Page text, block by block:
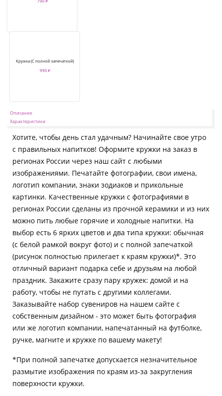
Кружка (С полной запечаткой)
990 ₽
Описание
Характеристики
Хотите, чтобы день стал удачным? Начинайте свое утро
с правильных напитков! Оформите кружки на заказ в
регионах России через наш сайт с любыми
изображениями. Печатайте фотографии, свои имена,
логотип компании, знаки зодиаков и прикольные
картинки. Качественные кружки с фотографиями в
регионах России сделаны из прочной керамики и из них
можно пить любые горячие и холодные напитки. На
выбор есть 6 ярких цветов и два типа кружки: обычная
(с белой рамкой вокруг фото) и с полной запечаткой
(рисунок полностью прилегает к краям кружки)*. Это
отличный вариант подарка себе и друзьям на любой
праздник. Закажите сразу пару кружек: домой и на
работу, чтобы не путать с другими коллегами.
Заказывайте набор сувениров на нашем сайте с
собственным дизайном - это может быть фотография
или же логотип компании, напечатанный на футболке,
ручке, магните и кружке по вашему макету!
*При полной запечатке допускается незначительное
размытие изображения по краям из-за закругления
поверхности кружки.